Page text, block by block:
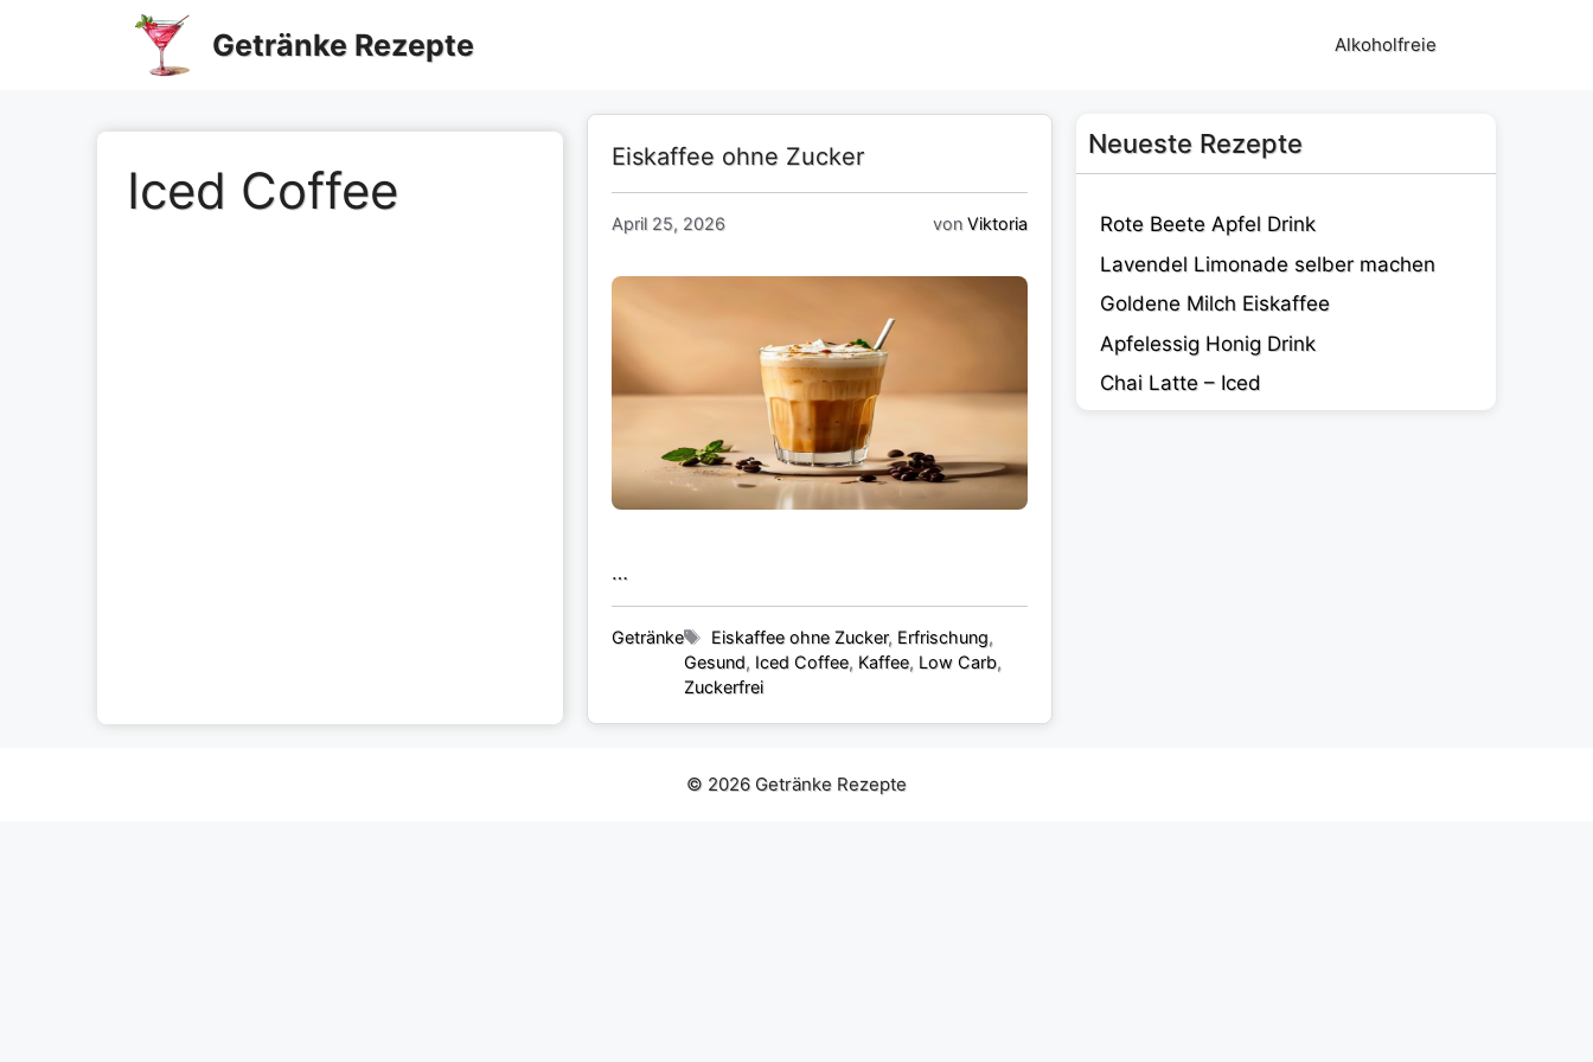
Getränke Rezepte Alkoholfreie
Iced Coffee
Eiskaffee ohne Zucker
April 25, 2026 von Viktoria
…
Kategorien
Getränke Schlagwörter
Eiskaffee ohne Zucker, Erfrischung,
Gesund, Iced Coffee, Kaffee, Low Carb,
Zuckerfrei
Neueste Rezepte
Rote Beete Apfel Drink
Lavendel Limonade selber machen
Goldene Milch Eiskaffee
Apfelessig Honig Drink
Chai Latte – Iced
© 2026 Getränke Rezepte